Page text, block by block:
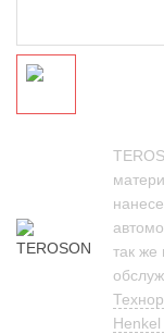
так же